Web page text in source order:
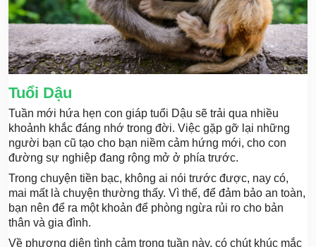
Tuổi Dậu
Tuần mới hứa hẹn con giáp tuổi Dậu sẽ trải qua nhiều
khoảnh khắc đáng nhớ trong đời. Việc gặp gỡ lại những
người bạn cũ tạo cho bạn niềm cảm hứng mới, cho con
đường sự nghiệp đang rộng mở ở phía trước.
Trong chuyện tiền bạc, không ai nói trước được, nay có,
mai mất là chuyện thường thấy. Vì thế, để đảm bảo an toàn,
bạn nên để ra một khoản để phòng ngừa rủi ro cho bản
thân và gia đình.
Về phương diện tình cảm trong tuần này, có chút khúc mắc